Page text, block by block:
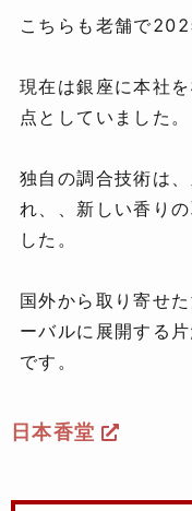
こちらも老舗で
現在は銀座に本社
点としていました。
独自の調合技術は
れ、、新しい香り
した。
国外から取り寄せ
ーバルに展開する
です。
日本香堂